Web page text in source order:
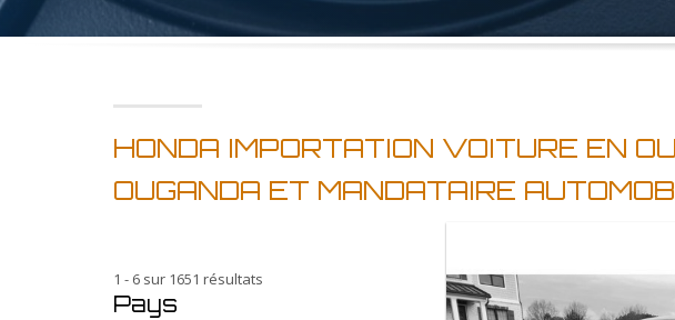
HONDA IMPORTATION VOITURE EN
OUGANDA ET MANDATAIRE
1 - 6 sur 1651 résultats
Pays